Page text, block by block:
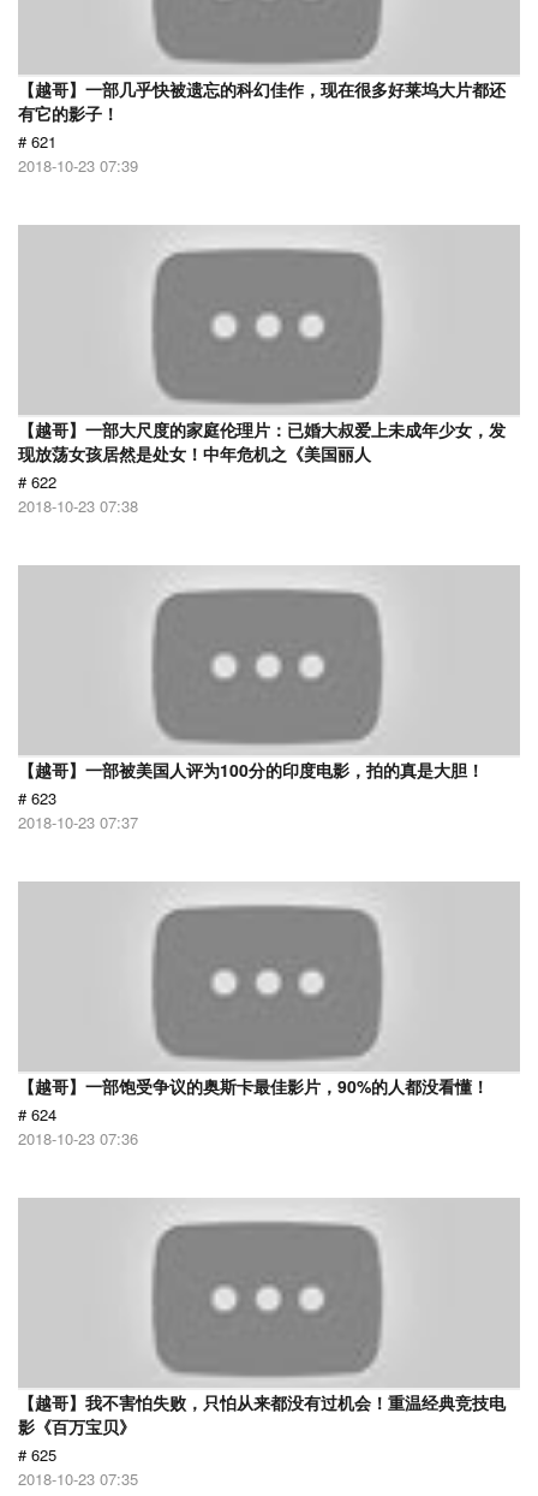
【越哥】一部几乎快被遗忘的科幻佳作，现在很多好莱坞大片都还
有它的影子！
# 621
2018-10-23 07:39
【越哥】一部大尺度的家庭伦理片：已婚大叔爱上未成年少女，发
现放荡女孩居然是处女！中年危机之《美国丽人
# 622
2018-10-23 07:38
【越哥】一部被美国人评为100分的印度电影，拍的真是大胆！
# 623
2018-10-23 07:37
【越哥】一部饱受争议的奥斯卡最佳影片，90%的人都没看懂！
# 624
2018-10-23 07:36
【越哥】我不害怕失败，只怕从来都没有过机会！重温经典竞技电
影《百万宝贝》
# 625
2018-10-23 07:35